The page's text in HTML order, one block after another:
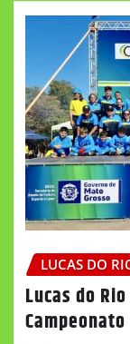
LUCAS DO
Lucas do